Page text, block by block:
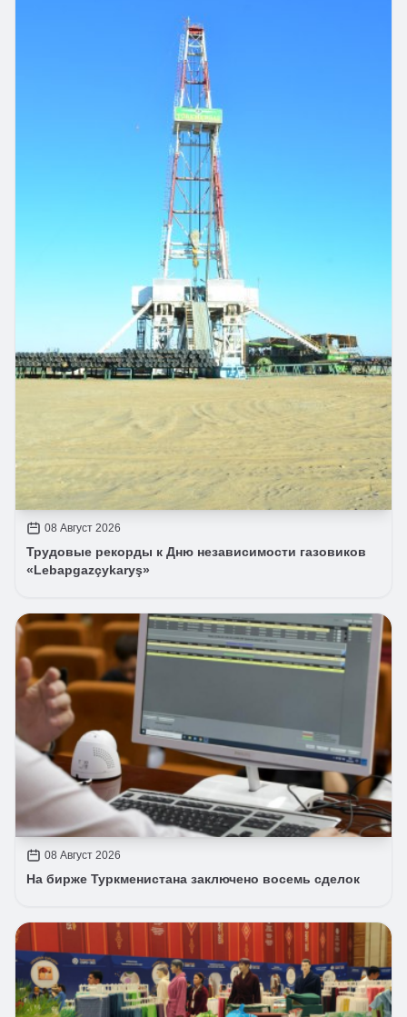
08 Август 2026
Трудовые рекорды к Дню независимости газовиков
«Lebapgazçykaryş»
08 Август 2026
На бирже Туркменистана заключено восемь сделок